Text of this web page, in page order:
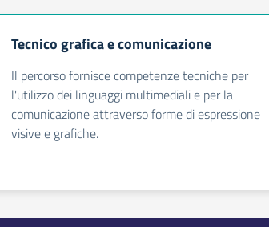
Tecnico grafica e comunicazione
Il percorso fornisce competenze tecniche per
l'utilizzo dei linguaggi multimediali e per la
comunicazione attraverso forme di espressione
visive e grafiche.